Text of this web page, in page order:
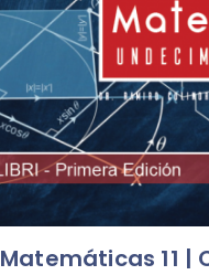
Matemáticas 11 |